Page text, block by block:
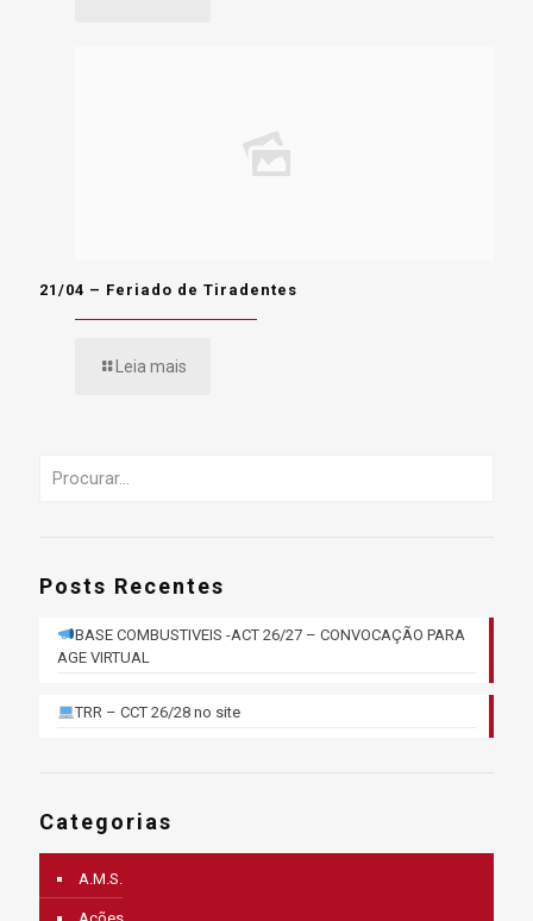
21/04 – Feriado de Tiradentes
Leia mais
Posts Recentes
BASE COMBUSTIVEIS -ACT 26/27 – CONVOCAÇÃO PARA
AGE VIRTUAL
TRR – CCT 26/28 no site
Categorias
A.M.S.